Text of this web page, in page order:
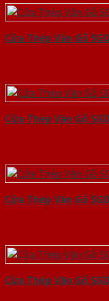
Cửa Thép Vân Gỗ
Cửa Thép Vân Gỗ
Cửa Thép Vân Gỗ
Cửa Thép Vân Gỗ